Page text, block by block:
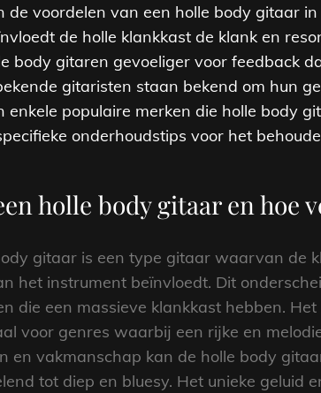
de voordelen van een holle body gitaar
de holle klankkast de klank en
body gitaren gevoeliger voor feedback
gitaristen staan ​​bekend om hun
enkele populaire merken die holle body
onderhoudstips voor het
holle body gitaar en hoe
gitaar is een type gitaar waarvan de
het instrument beïnvloedt. Dit
die een massieve klankkast hebben.
voor genres waarbij een rijke en
en vakmanschap kan de holle body
tot diep en bluesy. Het unieke geluid